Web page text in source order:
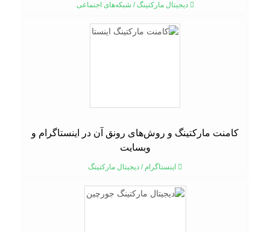
دیجیتال مارکتینگ/شبکه‌های اجتماعی
کامنت مارکتینگ و روش‌های رونق آن در اینستاگرام و
وبسایت
اینستاگرام/دیجیتال مارکتینگ